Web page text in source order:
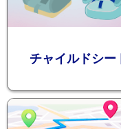
チャイルドシー